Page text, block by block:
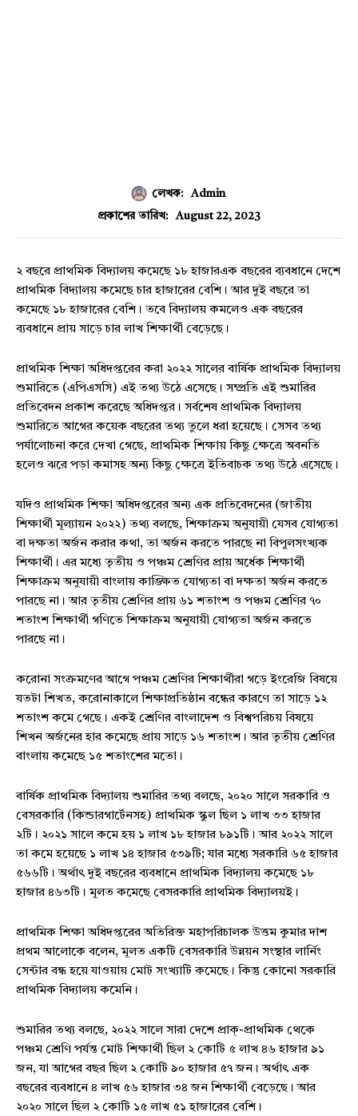
লেখক:
Admin
প্রকাশের তারিখ:
August 22, 2023
২ বছরে প্রাথমিক বিদ্যালয় কমেছে ১৮ হাজারএক বছরের ব্যবধানে দেশে
প্রাথমিক বিদ্যালয় কমেছে চার হাজারের বেশি। আর দুই বছরে তা
কমেছে ১৮ হাজারের বেশি। তবে বিদ্যালয় কমলেও এক বছরের
ব্যবধানে প্রায় সাড়ে চার লাখ শিক্ষার্থী বেড়েছে।
প্রাথমিক শিক্ষা অধিদপ্তরের করা ২০২২ সালের বার্ষিক প্রাথমিক বিদ্যালয়
শুমারিতে (এপিএসসি) এই তথ্য উঠে এসেছে। সম্প্রতি এই শুমারির
প্রতিবেদন প্রকাশ করেছে অধিদপ্তর। সর্বশেষ প্রাথমিক বিদ্যালয়
শুমারিতে আগের কয়েক বছরের তথ্য তুলে ধরা হয়েছে। সেসব তথ্য
পর্যালোচনা করে দেখা গেছে, প্রাথমিক শিক্ষায় কিছু ক্ষেত্রে অবনতি
হলেও ঝরে পড়া কমাসহ অন্য কিছু ক্ষেত্রে ইতিবাচক তথ্য উঠে এসেছে।
যদিও প্রাথমিক শিক্ষা অধিদপ্তরের অন্য এক প্রতিবেদনের (জাতীয়
শিক্ষার্থী মূল্যায়ন ২০২২) তথ্য বলছে, শিক্ষাক্রম অনুযায়ী যেসব যোগ্যতা
বা দক্ষতা অর্জন করার কথা, তা অর্জন করতে পারছে না বিপুলসংখ্যক
শিক্ষার্থী। এর মধ্যে তৃতীয় ও পঞ্চম শ্রেণির প্রায় অর্ধেক শিক্ষার্থী
শিক্ষাক্রম অনুযায়ী বাংলায় কাঙ্ক্ষিত যোগ্যতা বা দক্ষতা অর্জন করতে
পারছে না। আর তৃতীয় শ্রেণির প্রায় ৬১ শতাংশ ও পঞ্চম শ্রেণির ৭০
শতাংশ শিক্ষার্থী গণিতে শিক্ষাক্রম অনুযায়ী যোগ্যতা অর্জন করতে
পারছে না।
করোনা সংক্রমণের আগে পঞ্চম শ্রেণির শিক্ষার্থীরা গড়ে ইংরেজি বিষয়ে
যতটা শিখত, করোনাকালে শিক্ষাপ্রতিষ্ঠান বন্ধের কারণে তা সাড়ে ১২
শতাংশ কমে গেছে। একই শ্রেণির বাংলাদেশ ও বিশ্বপরিচয় বিষয়ে
শিখন অর্জনের হার কমেছে প্রায় সাড়ে ১৬ শতাংশ। আর তৃতীয় শ্রেণির
বাংলায় কমেছে ১৫ শতাংশের মতো।
বার্ষিক প্রাথমিক বিদ্যালয় শুমারির তথ্য বলছে, ২০২০ সালে সরকারি ও
বেসরকারি (কিন্ডারগার্টেনসহ) প্রাথমিক স্কুল ছিল ১ লাখ ৩৩ হাজার
২টি। ২০২১ সালে কমে হয় ১ লাখ ১৮ হাজার ৮৯১টি। আর ২০২২ সালে
তা কমে হয়েছে ১ লাখ ১৪ হাজার ৫৩৯টি; যার মধ্যে সরকারি ৬৫ হাজার
৫৬৬টি। অর্থাৎ দুই বছরের ব্যবধানে প্রাথমিক বিদ্যালয় কমেছে ১৮
হাজার ৪৬৩টি। মূলত কমেছে বেসরকারি প্রাথমিক বিদ্যালয়ই।
প্রাথমিক শিক্ষা অধিদপ্তরের অতিরিক্ত মহাপরিচালক উত্তম কুমার দাশ
প্রথম আলোকে বলেন, মূলত একটি বেসরকারি উন্নয়ন সংস্থার লার্নিং
সেন্টার বন্ধ হয়ে যাওয়ায় মোট সংখ্যাটি কমেছে। কিন্তু কোনো সরকারি
প্রাথমিক বিদ্যালয় কমেনি।
শুমারির তথ্য বলছে, ২০২২ সালে সারা দেশে প্রাক্-প্রাথমিক থেকে
পঞ্চম শ্রেণি পর্যন্ত মোট শিক্ষার্থী ছিল ২ কোটি ৫ লাখ ৪৬ হাজার ৯১
জন, যা আগের বছর ছিল ২ কোটি ৯০ হাজার ৫৭ জন। অর্থাৎ এক
বছরের ব্যবধানে ৪ লাখ ৫৬ হাজার ৩৪ জন শিক্ষার্থী বেড়েছে। আর
২০২০ সালে ছিল ২ কোটি ১৫ লাখ ৫১ হাজারের বেশি।